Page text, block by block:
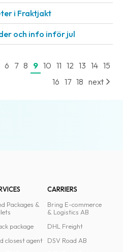
i Fraktjakt
och info inför jul
6 7 8 9 10 11 12 13 14 15
16 17 18 next
Packages &
package
closest agent
CARRIERS
Bring E-commerce
& Logistics AB
DHL Freight
DSV Road AB